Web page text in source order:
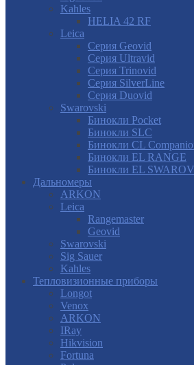
Kahles
HELIA 42 RF
Leica
Серия Geovid
Серия Ultravid
Серия Trinovid
Серия SilverLine
Серия Duovid
Swarovski
Бинокли Pocket
Бинокли SLC
Бинокли CL
Бинокли EL RANGE
Бинокли EL
Дальномеры
ARKON
Leica
Rangemaster
Geovid
Swarovski
Sig Sauer
Kahles
Тепловизионные приборы
Longot
Venox
ARKON
IRay
Hikvision
Fortuna